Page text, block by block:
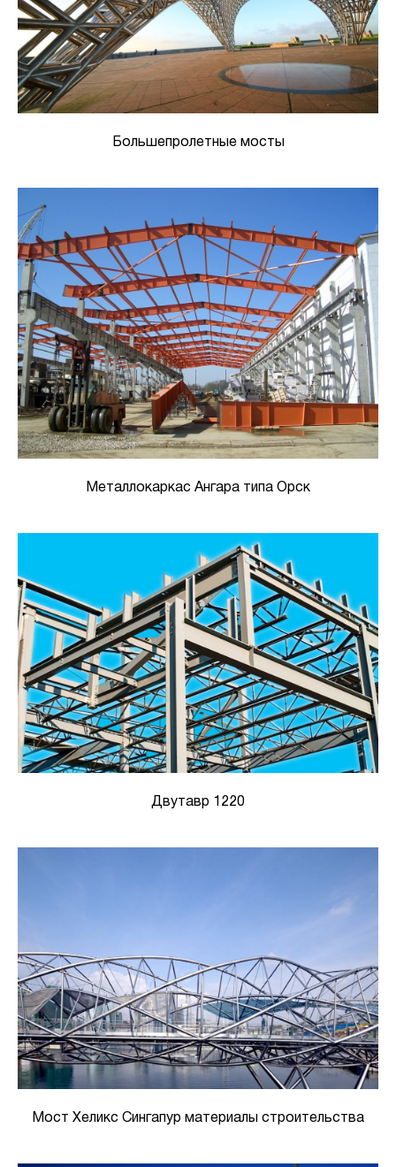
Большепролетные мосты
Металлокаркас Ангара типа Орск
Двутавр 1220
Мост Хеликс Сингапур материалы строительства